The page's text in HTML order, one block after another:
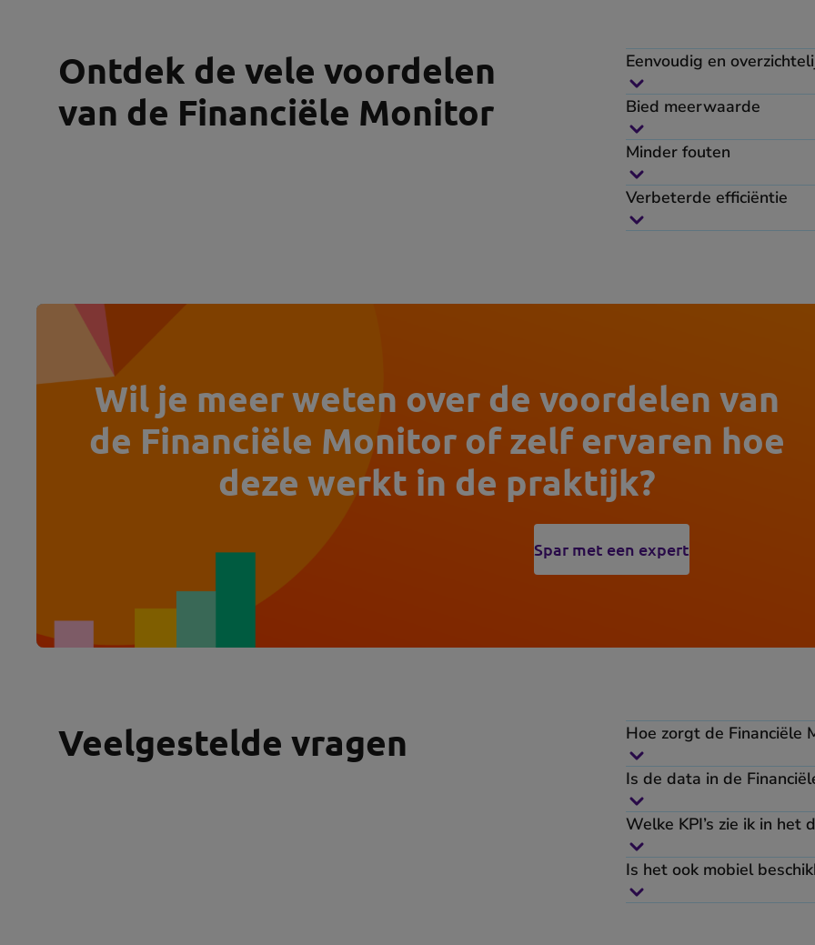
Ontdek de vele voordelen
van de Financiële Monitor
Eenvoudig en
Bied meerwaarde
Minder fouten
Verbeterde efficiëntie
Wil je meer weten over de voordelen van
de Financiële Monitor of zelf ervaren hoe
deze werkt in de praktijk?
Spar met een expert
Veelgestelde vragen Hoe zorgt de Financiële
Is de data in de
Welke KPI’s zie ik in het
Is het ook mobiel